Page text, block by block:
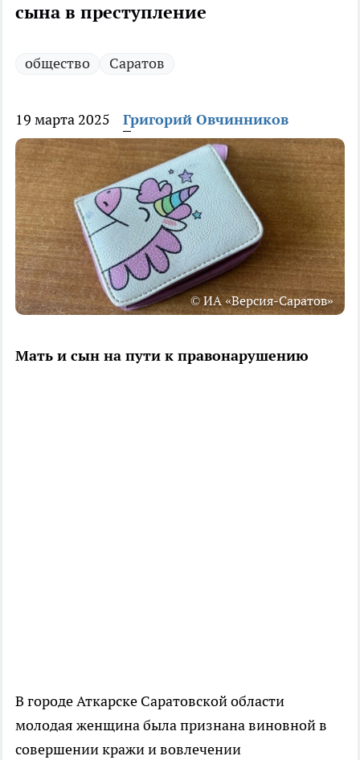
сына в преступление
общество Саратов
19 марта 2025 Григорий Овчинников
© ИА «Версия-Саратов»
Мать и сын на пути к правонарушению
В городе Аткарске Саратовской области
молодая женщина была признана виновной в
совершении кражи и вовлечении